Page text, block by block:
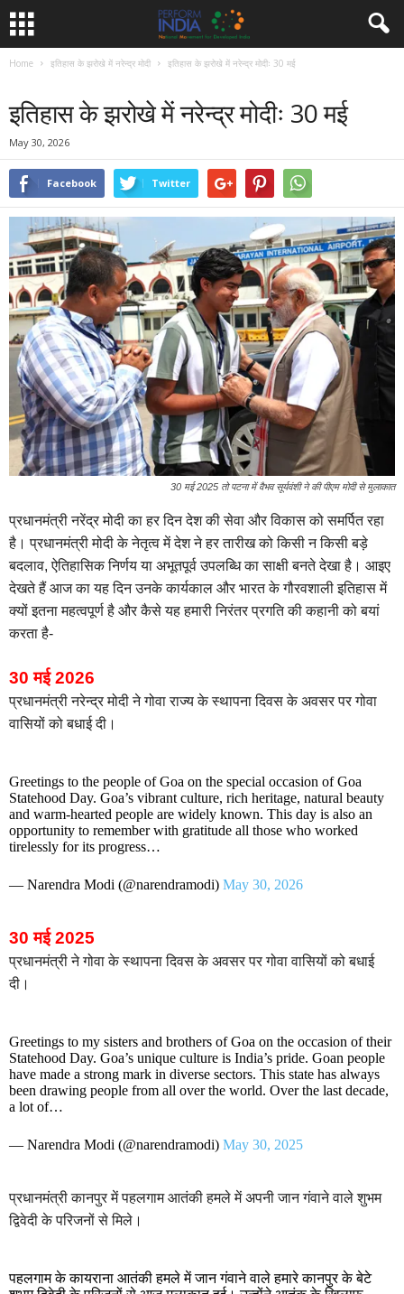
Home इतिहास के झरोखे में नरेन्द्र मोदी इतिहास के झरोखे में नरेन्द्र मोदीः 30 मई
इतिहास के झरोखे में नरेन्द्र मोदीः 30 मई
May 30, 2026
Facebook Twitter
30 मई 2025 तो पटना में वैभव सूर्यवंशी ने की पीएम मोदी से मुलाकात
प्रधानमंत्री नरेंद्र मोदी का हर दिन देश की सेवा और विकास को समर्पित रहा
है। प्रधानमंत्री मोदी के नेतृत्व में देश ने हर तारीख को किसी न किसी बड़े
बदलाव, ऐतिहासिक निर्णय या अभूतपूर्व उपलब्धि का साक्षी बनते देखा है। आइए
देखते हैं आज का यह दिन उनके कार्यकाल और भारत के गौरवशाली इतिहास में
क्यों इतना महत्वपूर्ण है और कैसे यह हमारी निरंतर प्रगति की कहानी को बयां
करता है-
30 मई 2026
प्रधानमंत्री नरेन्द्र मोदी ने गोवा राज्य के स्थापना दिवस के अवसर पर गोवा
वासियों को बधाई दी।
Greetings to the people of Goa on the special occasion of Goa
Statehood Day. Goa’s vibrant culture, rich heritage, natural beauty
and warm-hearted people are widely known. This day is also an
opportunity to remember with gratitude all those who worked
tirelessly for its progress…
— Narendra Modi (@narendramodi) May 30, 2026
30 मई 2025
प्रधानमंत्री ने गोवा के स्थापना दिवस के अवसर पर गोवा वासियों को बधाई
दी।
Greetings to my sisters and brothers of Goa on the occasion of their
Statehood Day. Goa’s unique culture is India’s pride. Goan people
have made a strong mark in diverse sectors. This state has always
been drawing people from all over the world. Over the last decade,
a lot of…
— Narendra Modi (@narendramodi) May 30, 2025
प्रधानमंत्री कानपुर में पहलगाम आतंकी हमले में अपनी जान गंवाने वाले शुभम
द्विवेदी के परिजनों से मिले।
पहलगाम के कायराना आतंकी हमले में जान गंवाने वाले हमारे कानपुर के बेटे